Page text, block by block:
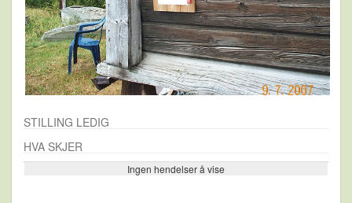
STILLING LEDIG
HVA SKJER
Ingen hendelser å vise
Se flere…